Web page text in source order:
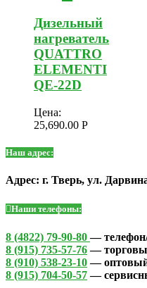
Дизельный
нагреватель
QUATTRO
ELEMENTI
QE-22D
Цена:
25,690.00 Р
Наш адрес:
Адрес: г. Тверь, ул.
Наши телефоны:
8 (4822) 79-90-80—
8 (915) 735-57-76—
8 (910) 538-23-10— оптовый
8 (915) 704-50-57—